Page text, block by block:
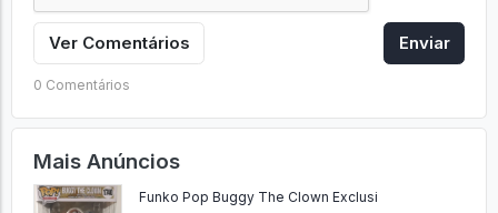
Ver Comentários Enviar
0 Comentários
Mais Anúncios
Funko Pop Buggy The Clown Exclusi